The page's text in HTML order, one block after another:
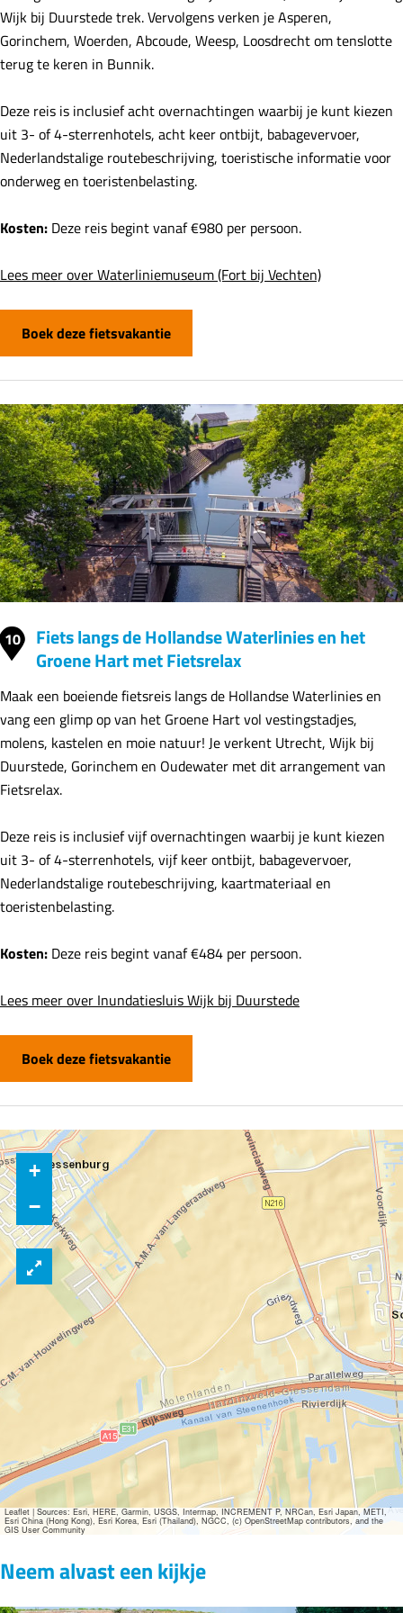
Wijk bij Duurstede trek. Vervolgens verken je Asperen,
Gorinchem, Woerden, Abcoude, Weesp, Loosdrecht om tenslotte
terug te keren in Bunnik.
Deze reis is inclusief acht overnachtingen waarbij je kunt kiezen
uit 3- of 4-sterrenhotels, acht keer ontbijt, babagevervoer,
Nederlandstalige routebeschrijving, toeristische informatie voor
onderweg en toeristenbelasting.
Kosten: Deze reis begint vanaf €980 per persoon.
Lees meer over Waterliniemuseum (Fort bij Vechten)
Boek deze fietsvakantie
10
Fiets langs de Hollandse Waterlinies en het
Groene Hart met Fietsrelax
Maak een boeiende fietsreis langs de Hollandse Waterlinies en
vang een glimp op van het Groene Hart vol vestingstadjes,
molens, kastelen en moie natuur! Je verkent Utrecht, Wijk bij
Duurstede, Gorinchem en Oudewater met dit arrangement van
Fietsrelax.
Deze reis is inclusief vijf overnachtingen waarbij je kunt kiezen
uit 3- of 4-sterrenhotels, vijf keer ontbijt, babagevervoer,
Nederlandstalige routebeschrijving, kaartmateriaal en
toeristenbelasting.
Kosten: Deze reis begint vanaf €484 per persoon.
Lees meer over Inundatiesluis Wijk bij Duurstede
Boek deze fietsvakantie
+
−
Leaflet|Sources: Esri, HERE, Garmin, USGS, Intermap, INCREMENT P, NRCan, Esri Japan, METI,
Esri China (Hong Kong), Esri Korea, Esri (Thailand), NGCC, (c) OpenStreetMap contributors, and the
GIS User Community
Neem alvast een kijkje